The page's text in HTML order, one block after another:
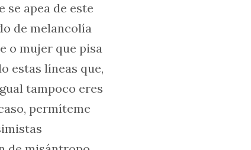
se apea de este
de melancolía
o mujer que pisa
estas líneas que,
tampoco eres
permíteme